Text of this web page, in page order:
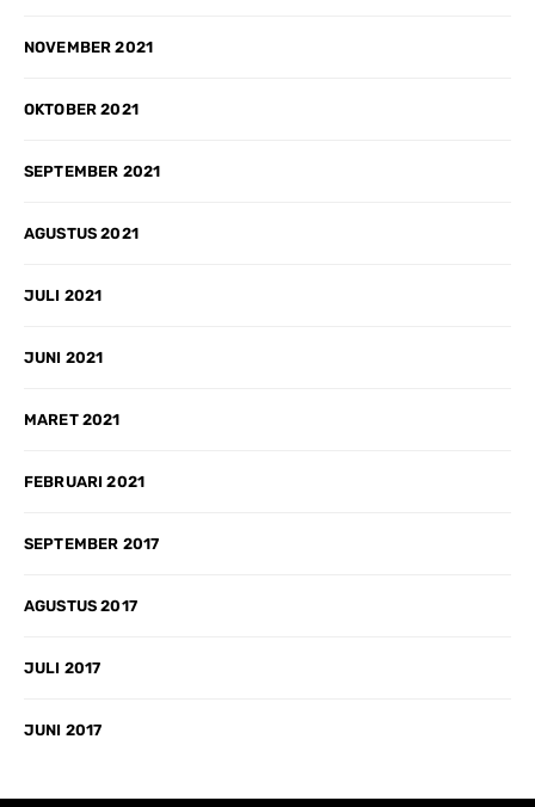
NOVEMBER 2021
OKTOBER 2021
SEPTEMBER 2021
AGUSTUS 2021
JULI 2021
JUNI 2021
MARET 2021
FEBRUARI 2021
SEPTEMBER 2017
AGUSTUS 2017
JULI 2017
JUNI 2017